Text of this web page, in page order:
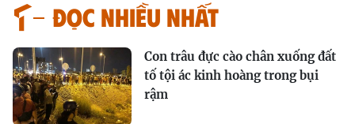
Đọc nhiều nhất
Con trâu đực cào chân xuống đất
tố tội ác kinh hoàng trong bụi
rậm